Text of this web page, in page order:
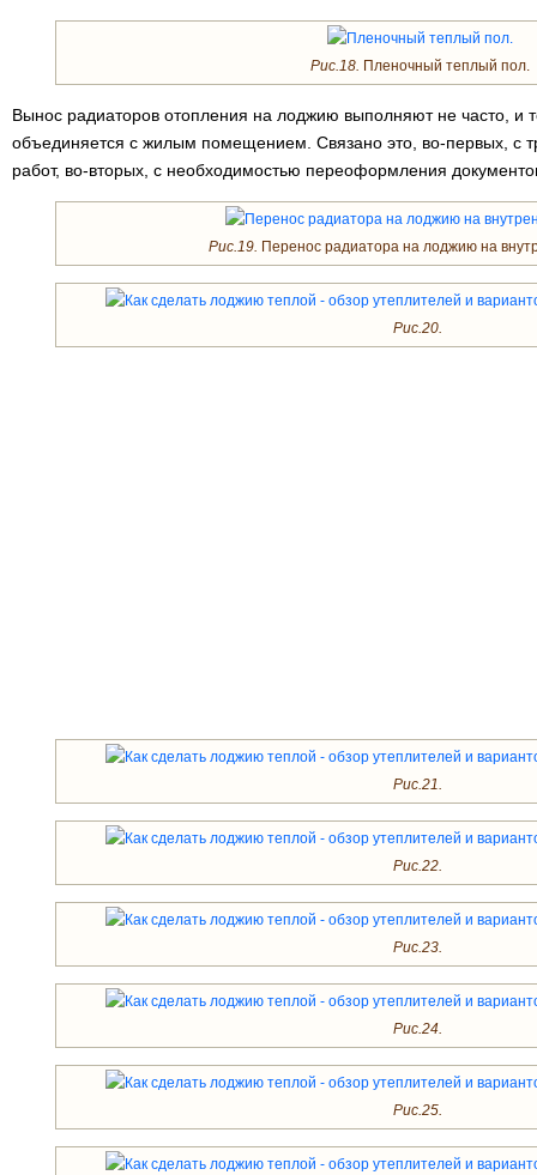
Рис.18. Пленочный теплый пол.
Вынос радиаторов отопления на лоджию выполняют не часто, и
объединяется с жилым помещением. Связано это, во-первых, с
работ, во-вторых, с необходимостью переоформления
Рис.19. Перенос радиатора на лоджию на
Рис.20.
Рис.21.
Рис.22.
Рис.23.
Рис.24.
Рис.25.